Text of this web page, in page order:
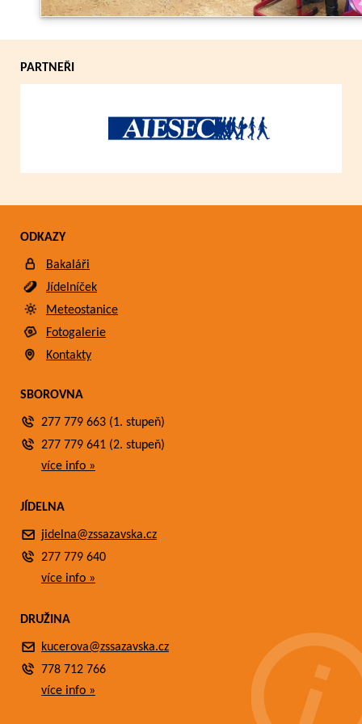
PARTNEŘI
ODKAZY
Bakaláři
Jídelníček
Meteostanice
Fotogalerie
Kontakty
SBOROVNA
277 779 663 (1. stupeň)
277 779 641 (2. stupeň)
více info »
JÍDELNA
jidelna@zssazavska.cz
277 779 640
více info »
DRUŽINA
kucerova@zssazavska.cz
778 712 766
více info »